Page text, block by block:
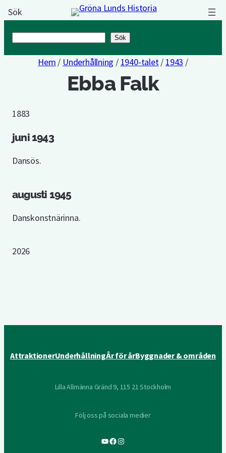
Sök
Sök
Hem / Underhållning / 1940-talet/ 1943 /
Ebba Falk
1883
juni 1943
Dansös.
augusti 1945
Danskonstnärinna.
2026
AttraktionerUnderhållningÅr för årByggnader & områden
Lilla Allmänna Gränd 9, 115 21 Stockholm
Följ oss på sociala medier
YouTube
Facebook
Instagram